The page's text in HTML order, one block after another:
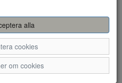
alla
cookies
om cookies